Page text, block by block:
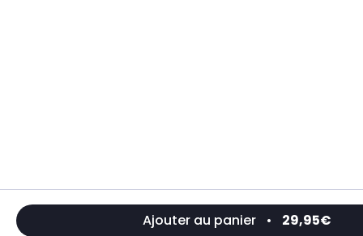
Ajouter au panier • 29,95€